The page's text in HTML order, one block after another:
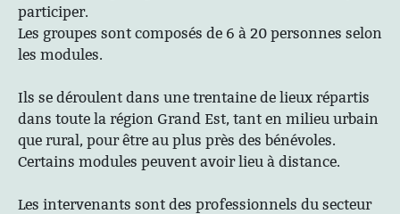
participer.
Les groupes sont composés de 6 à 20 personnes selon
les modules.
Ils se déroulent dans une trentaine de lieux répartis
dans toute la région Grand Est, tant en milieu urbain
que rural, pour être au plus près des bénévoles.
Certains modules peuvent avoir lieu à distance.
Les intervenants sont des professionnels du secteur